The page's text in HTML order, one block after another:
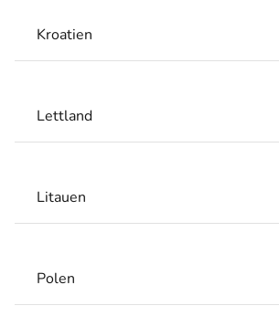
Kroatien
Lettland
Litauen
Polen